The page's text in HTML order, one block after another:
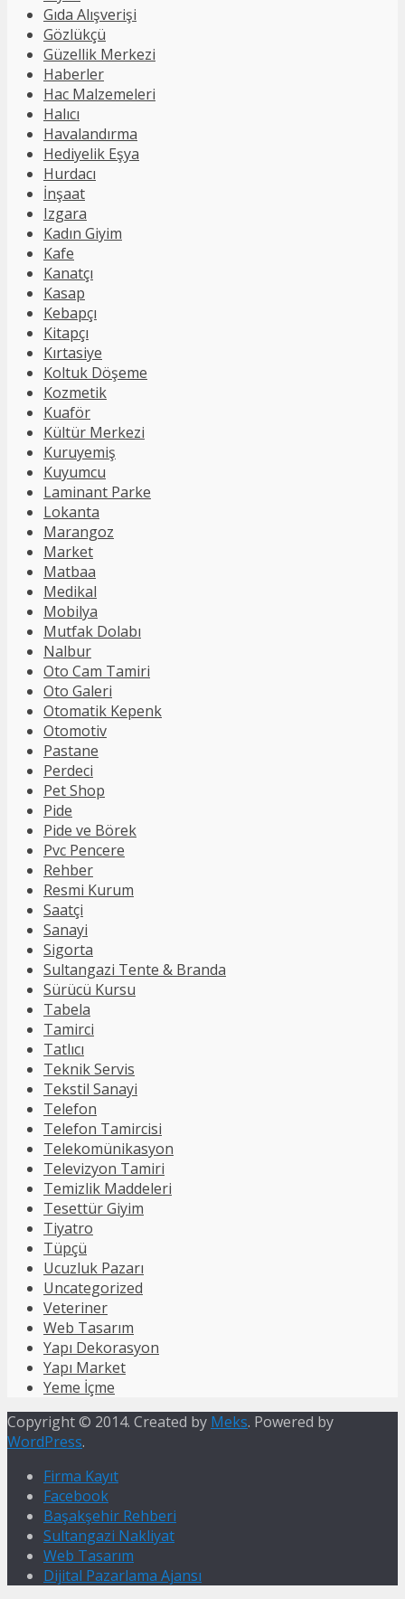
Gıda Alışverişi
Gözlükçü
Güzellik Merkezi
Haberler
Hac Malzemeleri
Halıcı
Havalandırma
Hediyelik Eşya
Hurdacı
İnşaat
Izgara
Kadın Giyim
Kafe
Kanatçı
Kasap
Kebapçı
Kitapçı
Kırtasiye
Koltuk Döşeme
Kozmetik
Kuaför
Kültür Merkezi
Kuruyemiş
Kuyumcu
Laminant Parke
Lokanta
Marangoz
Market
Matbaa
Medikal
Mobilya
Mutfak Dolabı
Nalbur
Oto Cam Tamiri
Oto Galeri
Otomatik Kepenk
Otomotiv
Pastane
Perdeci
Pet Shop
Pide
Pide ve Börek
Pvc Pencere
Rehber
Resmi Kurum
Saatçi
Sanayi
Sigorta
Sultangazi Tente & Branda
Sürücü Kursu
Tabela
Tamirci
Tatlıcı
Teknik Servis
Tekstil Sanayi
Telefon
Telefon Tamircisi
Telekomünikasyon
Televizyon Tamiri
Temizlik Maddeleri
Tesettür Giyim
Tiyatro
Tüpçü
Ucuzluk Pazarı
Uncategorized
Veteriner
Web Tasarım
Yapı Dekorasyon
Yapı Market
Yeme İçme
Copyright © 2014. Created by Meks. Powered by
WordPress.
Firma Kayıt
Facebook
Başakşehir Rehberi
Sultangazi Nakliyat
Web Tasarım
Dijital Pazarlama Ajansı